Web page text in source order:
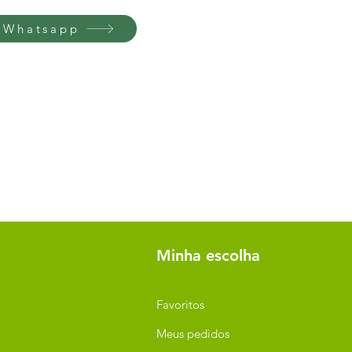
Minha escolha
Favoritos
Meus pedidos